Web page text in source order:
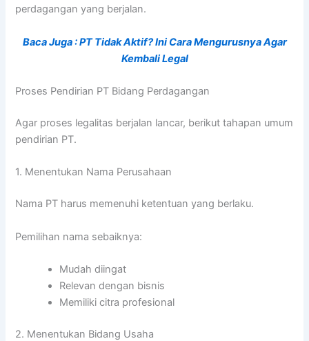
perdagangan yang berjalan.
Baca Juga : PT Tidak Aktif? Ini Cara Mengurusnya Agar
Kembali Legal
Proses Pendirian PT Bidang Perdagangan
Agar proses legalitas berjalan lancar, berikut tahapan umum
pendirian PT.
1. Menentukan Nama Perusahaan
Nama PT harus memenuhi ketentuan yang berlaku.
Pemilihan nama sebaiknya:
Mudah diingat
Relevan dengan bisnis
Memiliki citra profesional
2. Menentukan Bidang Usaha